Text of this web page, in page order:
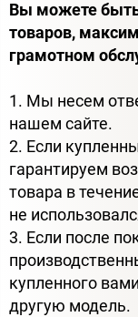
Вы можете
товаров,
грамотном
1. Мы несем
нашем сайте.
2. Если
гарантируем
товара в
не
3. Если после
купленного
другую модель.